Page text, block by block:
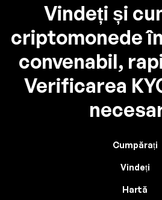
Vindeți și
criptomonede
convenabil,
Verificarea
Cumpărați
Vindeți
Hartă